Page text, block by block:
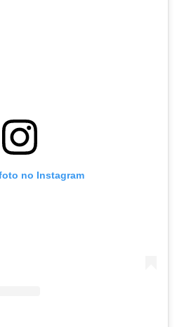
no Instagram